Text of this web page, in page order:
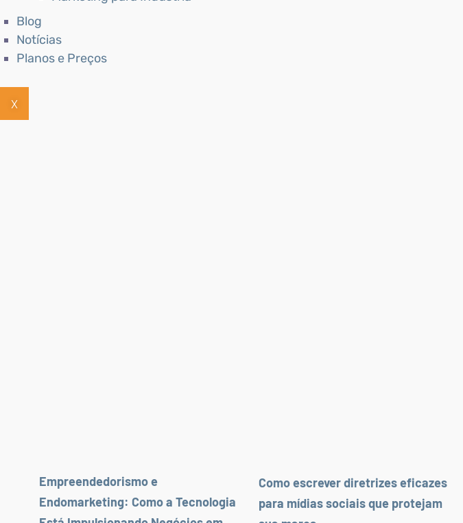
Blog
Notícias
Planos e Preços
X
Empreendedorismo e
Endomarketing: Como a Tecnologia
Como escrever diretrizes eficazes
para mídias sociais que protejam